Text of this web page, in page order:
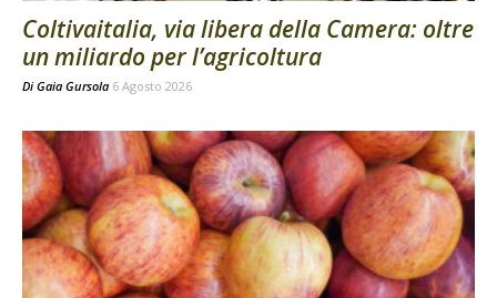
Coltivaitalia, via libera della Camera: oltre
un miliardo per l’agricoltura
Di Gaia Gursola 6 Agosto 2026